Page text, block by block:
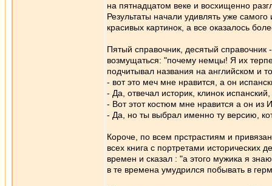
на пятнадцатом веке и восхищенно
Результаты начали удивлять уже
красивых картинок, а все оказалось
Пятый справочник, десятый
возмущаться: "почему немцы! Я их
подчитывал названия на английском и
- вот это меч мне нравится, а он
- Да, отвечал историк, клинок
- Вот этот костюм мне нравится а он из
- Да, но ты выбрал именно ту версию,
Короче, по всем прстрастиям и
всех книга с портретами исторических
времен и сказал : "а этого мужика я
в те времена умудрился побывать в